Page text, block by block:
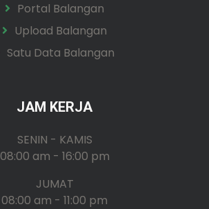
Portal Balangan
Upload Balangan
Satu Data Balangan
JAM KERJA
SENIN - KAMIS
08:00 am - 16:00 pm
JUMAT
08:00 am - 11:00 pm